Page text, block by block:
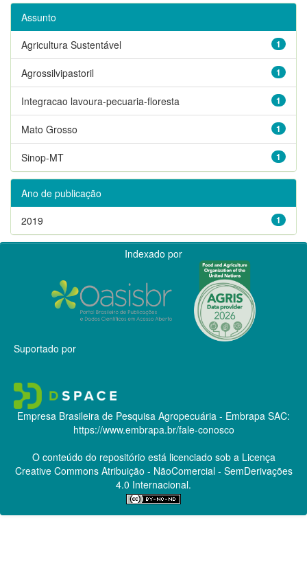
Assunto
1
Agricultura Sustentável
1
Agrossilvipastoril
1
Integracao lavoura-pecuaria-floresta
1
Mato Grosso
1
Sinop-MT
Ano de publicação
1
2019
Indexado por
Suportado por
Empresa Brasileira de Pesquisa Agropecuária - Embrapa SAC:
https://www.embrapa.br/fale-conosco
O conteúdo do repositório está licenciado sob a Licença
Creative CommonsAtribuição - NãoComercial - SemDerivações
4.0 Internacional.